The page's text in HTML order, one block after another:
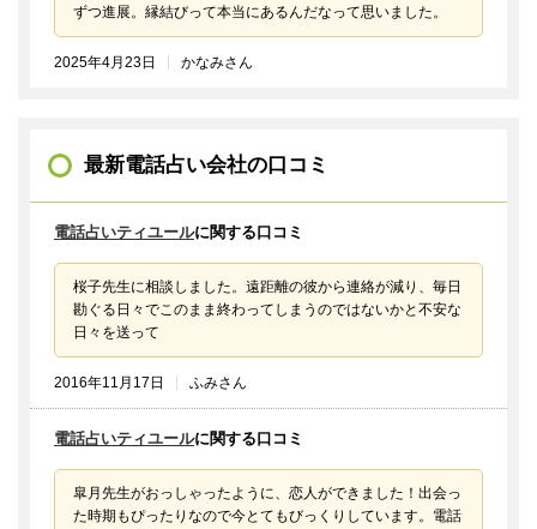
ずつ進展。縁結びって本当にあるんだなって思いました。
2025年4月23日 かなみさん
最新電話占い会社の口コミ
電話占いティユールに関する口コミ
桜子先生に相談しました。遠距離の彼から連絡が減り、毎日
勘ぐる日々でこのまま終わってしまうのではないかと不安な
日々を送って
2016年11月17日 ふみさん
電話占いティユールに関する口コミ
皐月先生がおっしゃったように、恋人ができました！出会っ
た時期もぴったりなので今とてもびっくりしています。電話